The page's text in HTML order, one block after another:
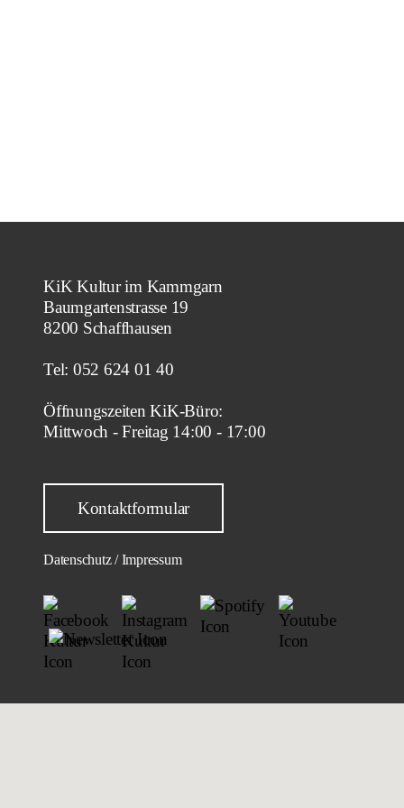
KiK Kultur im Kammgarn
Baumgartenstrasse 19
8200 Schaffhausen
Tel: 052 624 01 40
Öffnungszeiten KiK-Büro:
Mittwoch - Freitag 14:00 - 17:00
Kontaktformular
Datenschutz / Impressum